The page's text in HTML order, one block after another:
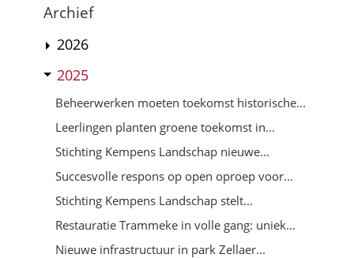
Archief
2026
2025
Beheerwerken moeten toekomst historische...
Leerlingen planten groene toekomst in...
Stichting Kempens Landschap nieuwe...
Succesvolle respons op open oproep voor...
Stichting Kempens Landschap stelt...
Restauratie Trammeke in volle gang: uniek...
Nieuwe infrastructuur in park Zellaer...